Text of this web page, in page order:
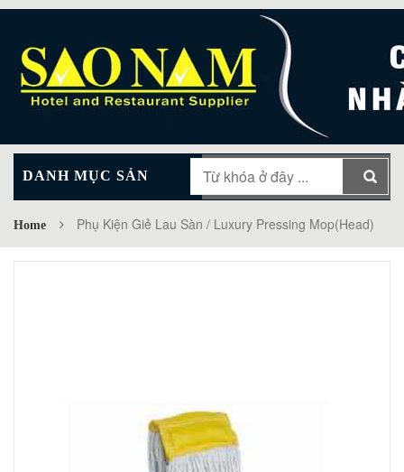
DANH MỤC SẢN
PHẨM
MAIN MENU
Home Phụ Kiện Giẻ Lau Sàn / Luxury Pressing Mop(Head)